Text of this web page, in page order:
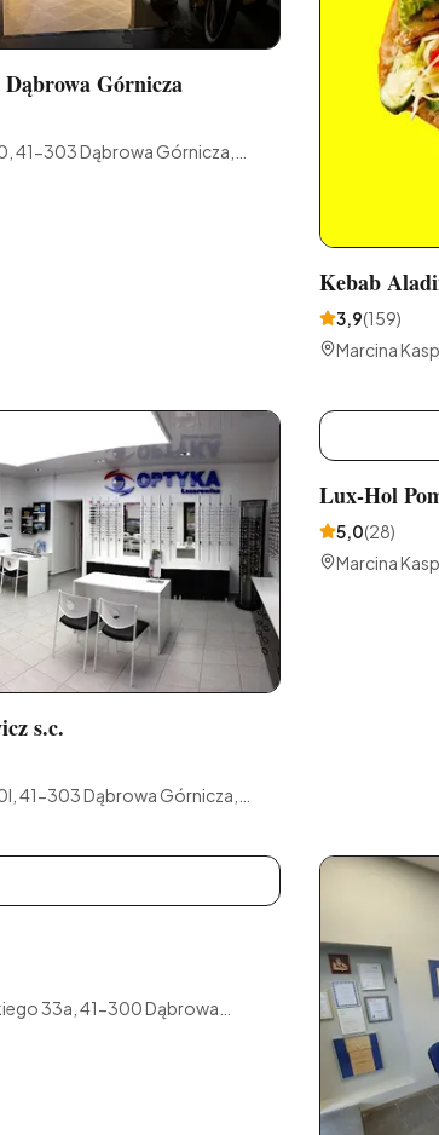
Górnicza
41-303 Dąbrowa Górnicza,
Kebab
3,9(159)
Marcina
s.c.
41-303 Dąbrowa Górnicza,
Lux-Hol
5,0(28)
Marcina
33a, 41-300 Dąbrowa